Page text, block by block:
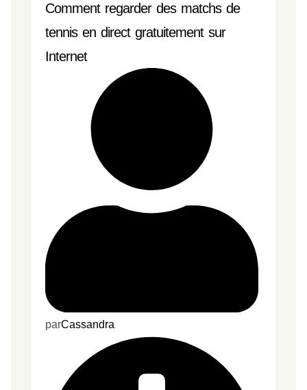
Comment regarder des matchs de
tennis en direct gratuitement sur
Internet
parCassandra